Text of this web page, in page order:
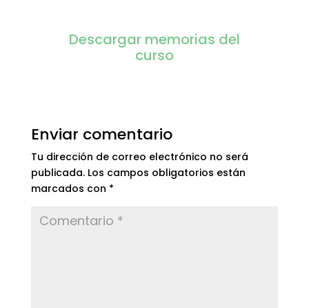
Descargar memorias del
curso
Enviar comentario
Tu dirección de correo electrónico no será
publicada. Los campos obligatorios están
marcados con *